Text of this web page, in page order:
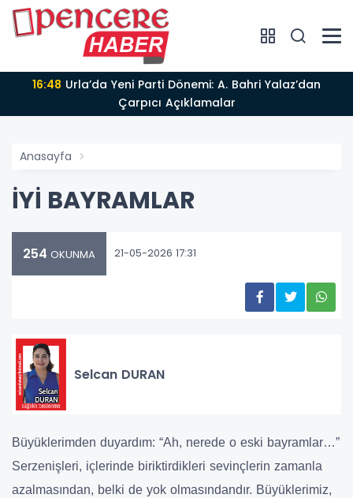
16:48
Çarpıcı Açıklamalar
Anasayfa
İYİ BAYRAMLAR
254 OKUNMA 21-05-2026 17:31
Selcan DURAN
Büyüklerimden duyardım: “Ah, nerede o eski bayramlar…”
Serzenişleri, içlerinde biriktirdikleri sevinçlerin zamanla
azalmasından, belki de yok olmasındandır. Büyüklerimiz,